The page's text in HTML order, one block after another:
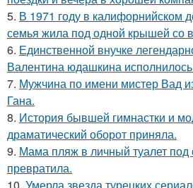
5. В 1971 году в калифорнийском
семья жила под одной крышей со
6. Единственной внучке
Валентина юдашкина исполнилось
7. Мужчина по имени мистер Вад
Гана.
8. История бывшей гимнастки и
драматический оборот приняла.
9. Мама пляж в личный туалет
превратила.